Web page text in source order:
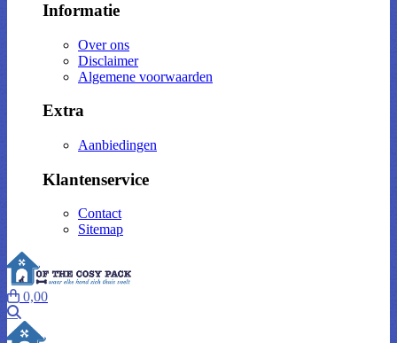
Informatie
Over ons
Disclaimer
Algemene voorwaarden
Extra
Aanbiedingen
Klantenservice
Contact
Sitemap
0,00